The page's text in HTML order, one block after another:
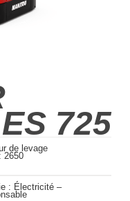
725
de levage
2650
: Électricité –